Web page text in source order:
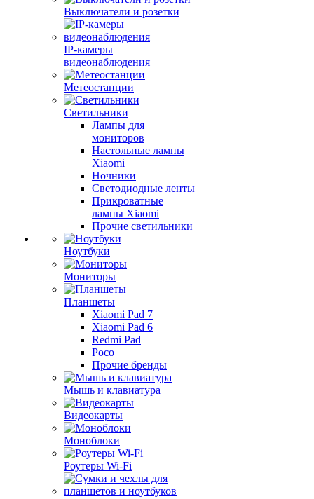
Выключатели и розетки
IP-камеры
видеонаблюдения
Метеостанции
Светильники
Лампы для
мониторов
Настольные лампы
Xiaomi
Ночники
Светодиодные ленты
Прикроватные
лампы Xiaomi
Прочие светильники
Ноутбуки
Мониторы
Планшеты
Xiaomi Pad 7
Xiaomi Pad 6
Redmi Pad
Poco
Прочие бренды
Мышь и клавиатура
Видеокарты
Моноблоки
Роутеры Wi-Fi